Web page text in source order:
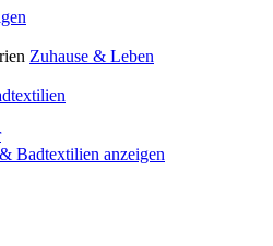
Zuhause & Leben
Badtextilien anzeigen